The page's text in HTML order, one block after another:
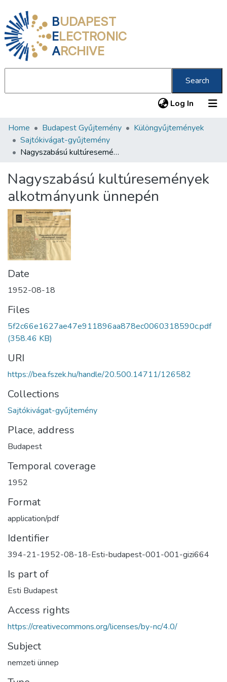
BUDAPEST
ELECTRONIC
ARCHIVE
Search
Log In (current)
Communities & Collections
All of DSpace
About us
Home Budapest Gyűjtemény
Különgyűjtemények
Sajtókivágat-gyűjtemény
Nagyszabású kultúresemények alkotmányunk ünnepén
Nagyszabású kultúresemények
alkotmányunk ünnepén
Date
1952-08-18
Files
5f2c66e1627ae47e911896aa878ec0060318590c.pdf
(358.46 KB)
URI
https://bea.fszek.hu/handle/20.500.14711/126582
Collections
Sajtókivágat-gyűjtemény
Place, address
Budapest
Temporal coverage
1952
Format
application/pdf
Identifier
394-21-1952-08-18-Esti-budapest-001-001-gizi664
Is part of
Esti Budapest
Access rights
https://creativecommons.org/licenses/by-nc/4.0/
Subject
nemzeti ünnep